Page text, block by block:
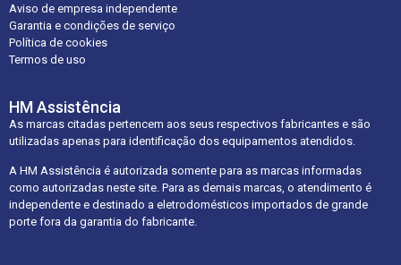
Aviso de empresa independente
Garantia e condições de serviço
Política de cookies
Termos de uso
HM Assistência
As marcas citadas pertencem aos seus respectivos fabricantes e são
utilizadas apenas para identificação dos equipamentos atendidos.
A HM Assistência é autorizada somente para as marcas informadas
como autorizadas neste site. Para as demais marcas, o atendimento é
independente e destinado a eletrodomésticos importados de grande
porte fora da garantia do fabricante.